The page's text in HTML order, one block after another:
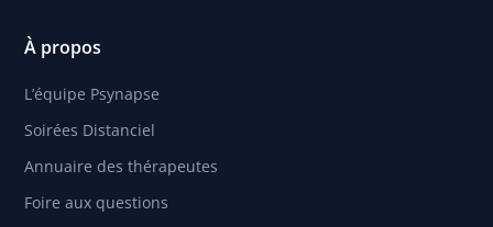
À propos
L’équipe Psynapse
Soirées Distanciel
Annuaire des thérapeutes
Foire aux questions